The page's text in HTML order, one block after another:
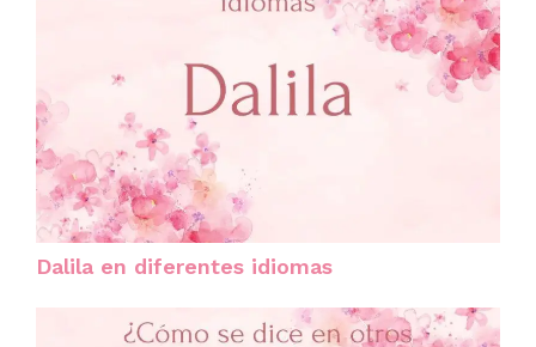
Dalila en diferentes idiomas